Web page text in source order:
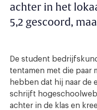
achter in het
5,2 gescoord,
De student
tentamen met die paar
hebben dat hij naar de
schrijft
achter in de klas en